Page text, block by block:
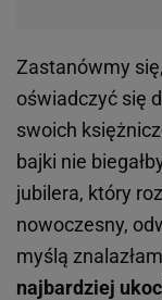
Zastanówmy
oświadczyć się
swoich
bajki nie
jubilera, który
nowoczesny,
myślą
najbardziej